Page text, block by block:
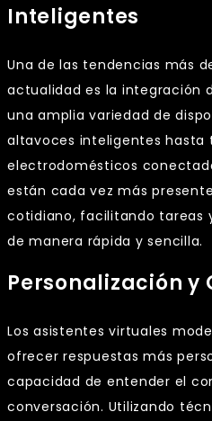
Inteligentes
Una de las tendencias más
actualidad es la integración
una amplia variedad de
altavoces inteligentes hasta
electrodomésticos
están cada vez más
cotidiano, facilitando tareas
de manera rápida y sencilla.
Personalización y
Los asistentes virtuales
ofrecer respuestas más
capacidad de entender el
conversación. Utilizando